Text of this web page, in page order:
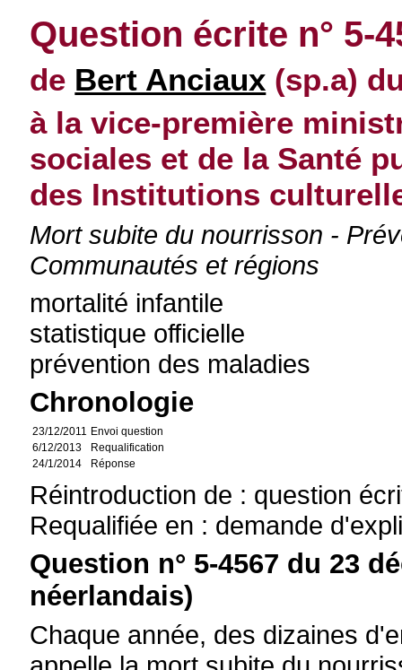
Question écrite n° 5-
de Bert Anciaux (sp.a)
à la vice-première
sociales et de la Santé
des Institutions
Mort subite du nourrisson -
Communautés et régions
mortalité infantile
statistique officielle
prévention des maladies
Chronologie
23/12/2011 Envoi question
6/12/2013
Requalification
24/1/2014
Réponse
Réintroduction de : question
Requalifiée en : demande
Question n° 5-4567 du 23
néerlandais)
Chaque année, des dizaines